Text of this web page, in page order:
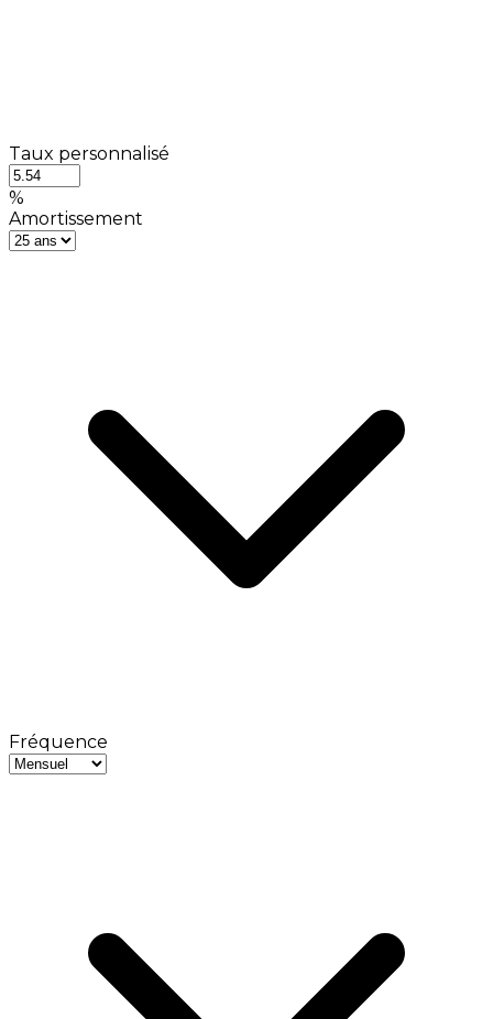
Taux personnalisé
%
Amortissement
Fréquence